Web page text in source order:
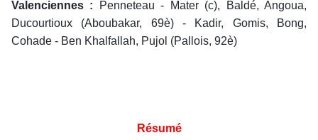
Valenciennes : Penneteau - Mater (c), Baldé, Angoua,
Ducourtioux (Aboubakar, 69è) - Kadir, Gomis, Bong,
Cohade - Ben Khalfallah, Pujol (Pallois, 92è)
Résumé